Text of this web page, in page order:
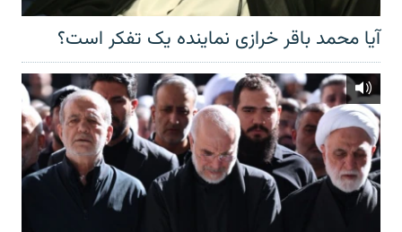
آیا محمد باقر خرازی نماینده یک تفکر است؟